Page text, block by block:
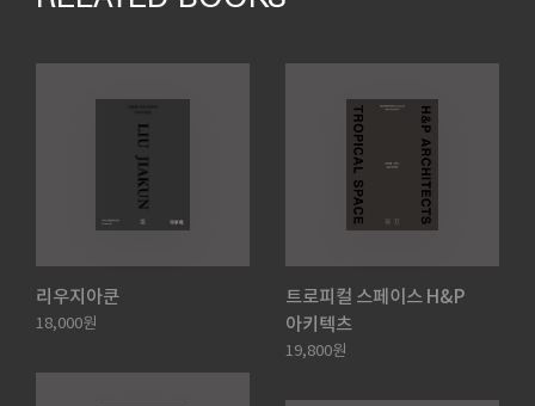
리우지아쿤
18,000원
트로피컬 스페이스 H&P
아키텍츠
19,800원